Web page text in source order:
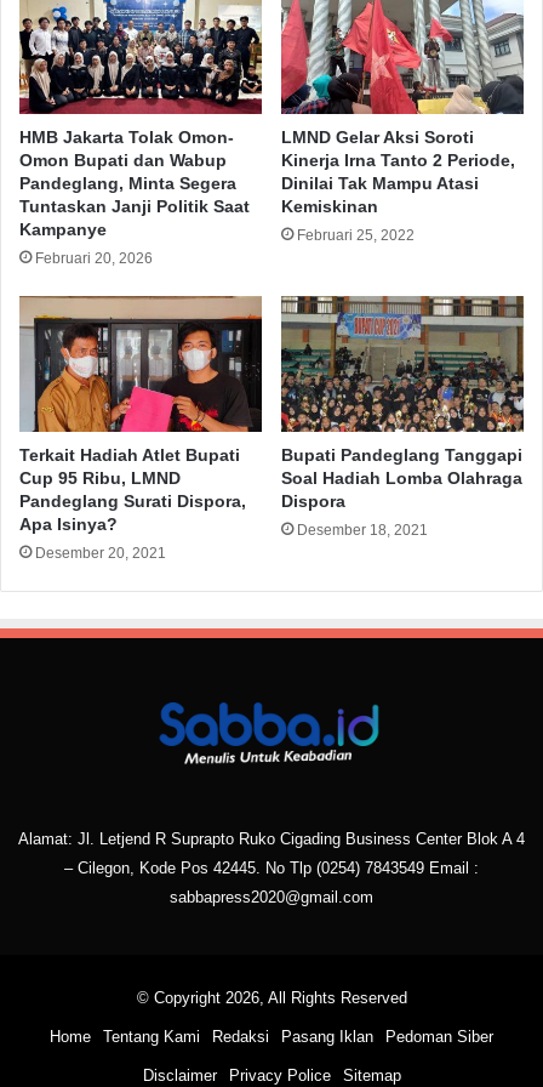
beridiri di Indonesia.(Rls/Red)
Bupati Pandeglang Irna Narulita
MPP Pandeglang
Copy URL
HMB Jakarta Tolak Omon-
Omon Bupati dan Wabup
Pandeglang, Minta Segera
Tuntaskan Janji Politik Saat
Kampanye
Februari 20, 2026
LMND Gelar Aksi Soroti
Kinerja Irna Tanto 2 Periode,
Dinilai Tak Mampu Atasi
Kemiskinan
Februari 25, 2022
Terkait Hadiah Atlet Bupati
Cup 95 Ribu, LMND
Pandeglang Surati Dispora,
Apa Isinya?
Desember 20, 2021
Bupati Pandeglang Tanggapi
Soal Hadiah Lomba Olahraga
Dispora
Desember 18, 2021
Alamat: Jl. Letjend R Suprapto Ruko Cigading Business Center Blok A 4
– Cilegon, Kode Pos 42445. No Tlp (0254) 7843549 Email :
sabbapress2020@gmail.com
© Copyright 2026, All Rights Reserved
Home Tentang Kami Redaksi Pasang Iklan Pedoman Siber
Disclaimer Privacy Police Sitemap